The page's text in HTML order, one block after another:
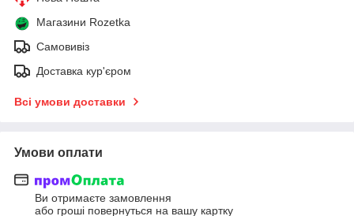
Магазини Rozetka
Самовивіз
Доставка кур'єром
Всі умови доставки
Умови оплати
Ви отримаєте замовлення
або гроші повернуться на вашу картку